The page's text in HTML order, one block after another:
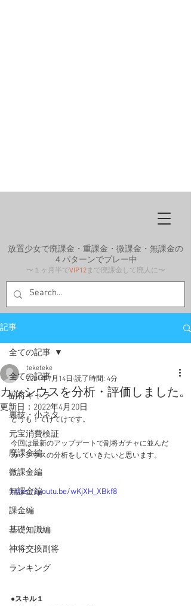
放置少女で廃課金・重課金・微課金・無課金の
４パターンでプレー中
〜１ヶ月半でVIP12まで廃課金して廃人に〜
記事
全ての記事
副将キャラ
裏技・小ネタ
元宝消費検証
廃課金編
微課金編
無課金編
課金編
基礎知識編
神将交換副将
ランキング
全ての記事
カッシウスを分析・評価しました。
teketeke
2021年7月14日 読了時間: 4分
更新日： 2022年4月20日
どうも！てけてけです。
今回は最新のアップデートで副将ガチャに並んだ
カッシウスの分析をしていきたいと思います。
https://youtu.be/wKjXH_XBkf8
●スキル１